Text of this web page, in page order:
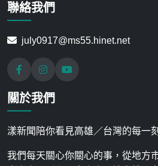
聯絡我們
july0917@ms55.hinet.net
關於我們
漾新聞陪你看見高雄／台灣的每一
我們每天關心你關心的事，從地方